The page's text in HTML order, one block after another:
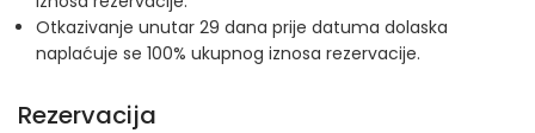
Otkazivanje unutar 29 dana prije datuma dolaska
naplaćuje se 100% ukupnog iznosa rezervacije.
Rezervacija